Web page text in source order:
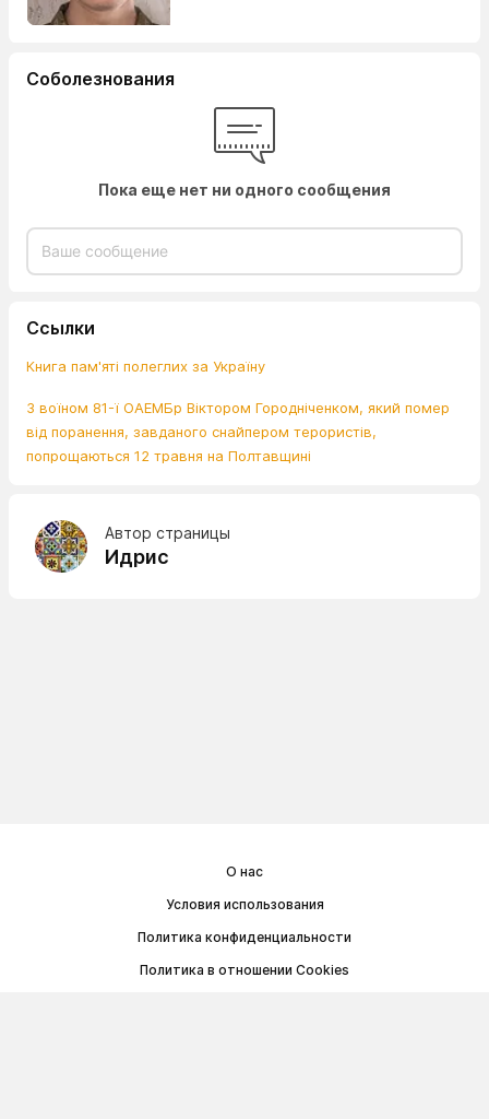
Соболезнования
Пока еще нет ни одного сообщения
Ссылки
Книга пам'яті полеглих за Україну
З воїном 81-ї ОАЕМБр Віктором Городніченком, який помер
від поранення, завданого снайпером терористів,
попрощаються 12 травня на Полтавщині
Автор страницы
Идрис
О нас
Условия использования
Политика конфиденциальности
Политика в отношении Cookies